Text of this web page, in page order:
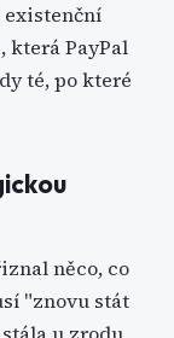
existenční
která PayPal
té, po které
něco, co
"znovu stát